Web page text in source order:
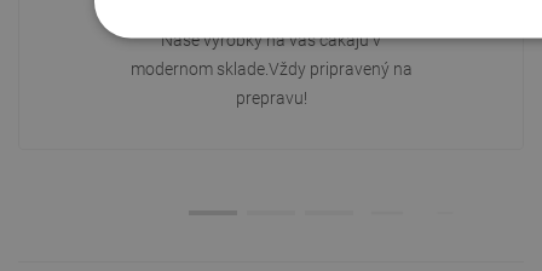
Naše výrobky na vás čakajú v
modernom sklade.Vždy pripravený na
prepravu!